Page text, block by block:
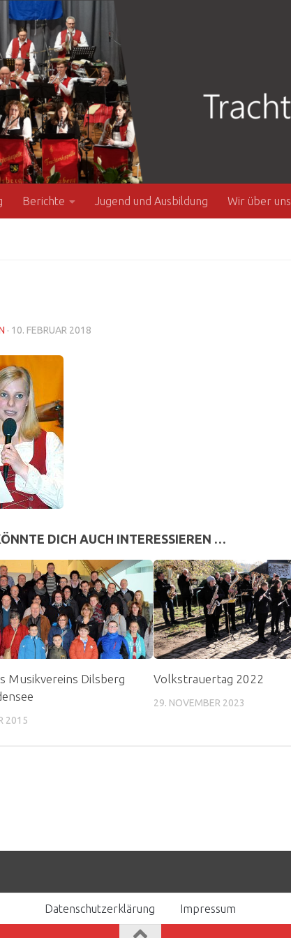
Berichte Jugend und Ausbildung Wir über uns
· 10. FEBRUAR 2018
DICH AUCH INTERESSIEREN …
Musikvereins Dilsberg
2015
Volkstrauertag 2022
29. NOVEMBER 2023
Datenschutzerklärung Impressum